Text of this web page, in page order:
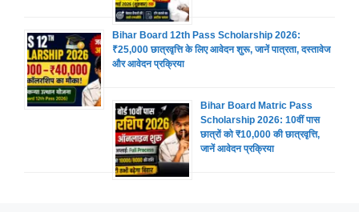
Bihar Board 12th Pass Scholarship 2026:
₹25,000 छात्रवृत्ति के लिए आवेदन शुरू, जानें पात्रता, दस्तावेज
और आवेदन प्रक्रिया
Bihar Board Matric Pass
Scholarship 2026: 10वीं पास
छात्रों को ₹10,000 की छात्रवृत्ति,
जानें आवेदन प्रक्रिया